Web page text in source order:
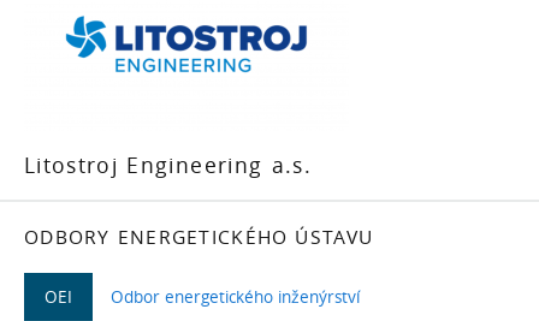
Litostroj Engineering a.s.
ODBORY ENERGETICKÉHO ÚSTAVU
OEI Odbor energetického inženýrství